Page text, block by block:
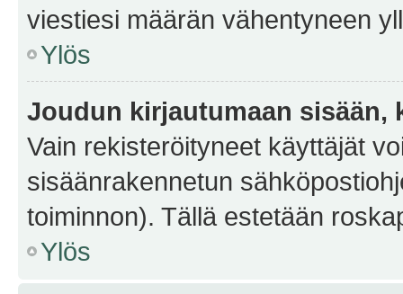
viestiesi määrän vähentyneen
Ylös
Joudun kirjautumaan sisään,
Vain rekisteröityneet käyttäjät
sisäänrakennetun
toiminnon). Tällä estetään
Ylös